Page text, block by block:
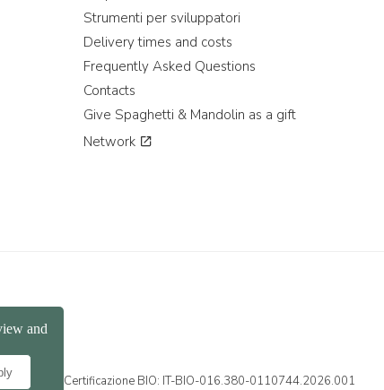
Strumenti per sviluppatori
Delivery times and costs
Frequently Asked Questions
Contacts
Give Spaghetti & Mandolin as a gift
Network
| Certificazione BIO: IT-BIO-016.380-0110744.2026.001